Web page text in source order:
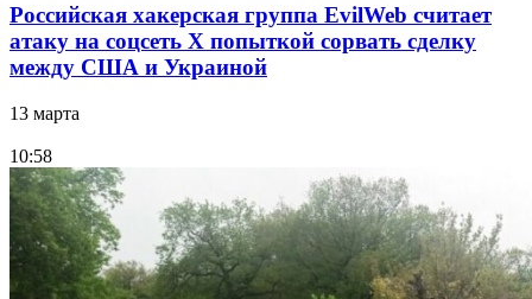
Российская хакерская группа EvilWeb считает
атаку на соцсеть Х попыткой сорвать сделку
между США и Украиной
13 марта
10:58